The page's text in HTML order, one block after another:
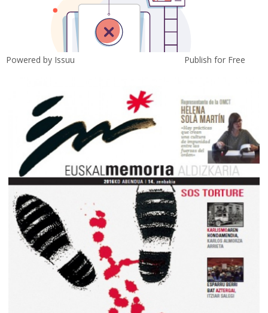
Powered by Issuu Publish for Free